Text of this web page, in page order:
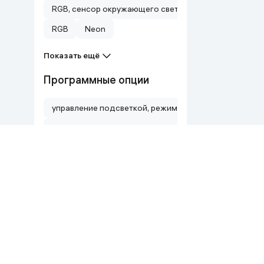
RGB, сенсор окружающего света, 16.7 млн цветов
RGB
Neon
Показать ещё
Программные опции
управление подсветкой, режимы RGB